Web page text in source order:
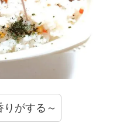
りがする～